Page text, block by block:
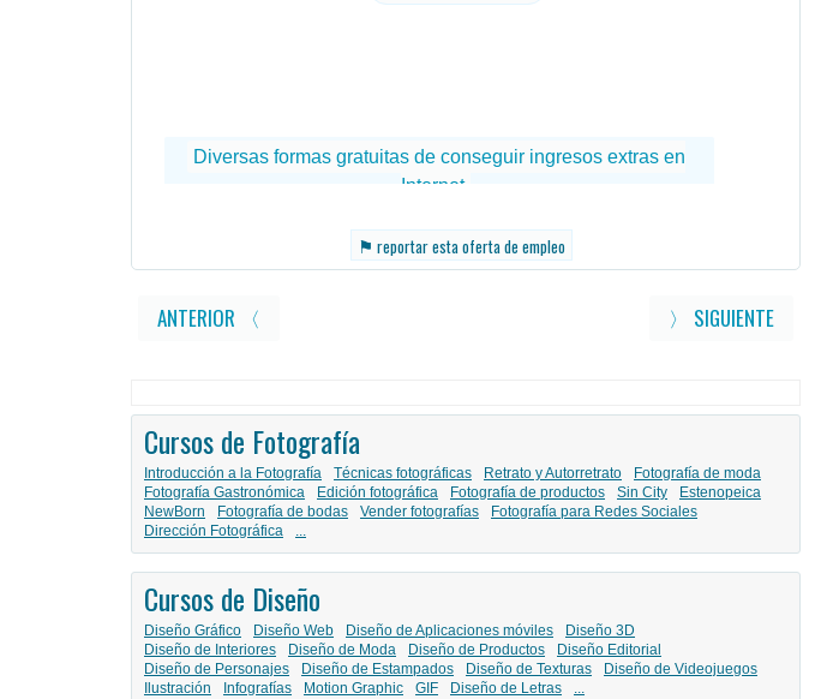
⚑ reportar esta oferta de empleo
ANTERIOR 〈 〉 SIGUIENTE
Cursos de Fotografía
Introducción a la Fotografía Técnicas fotográficas Retrato y Autorretrato
Fotografía de moda
Fotografía Gastronómica
Edición fotográfica Fotografía de productos Sin City
Estenopeica
NewBorn
Fotografía de bodas Vender fotografías
Fotografía para Redes Sociales
Dirección Fotográfica
...
Cursos de Diseño
Diseño Gráfico Diseño Web Diseño de Aplicaciones móviles
Diseño 3D
Diseño de Interiores
Diseño de Moda Diseño de Productos
Diseño Editorial
Diseño de Personajes
Diseño de Estampados Diseño de Texturas
Diseño de Videojuegos
Ilustración
Infografías Motion Graphic GIF Diseño de Letras ...